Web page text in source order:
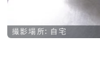
撮影場所: 自宅